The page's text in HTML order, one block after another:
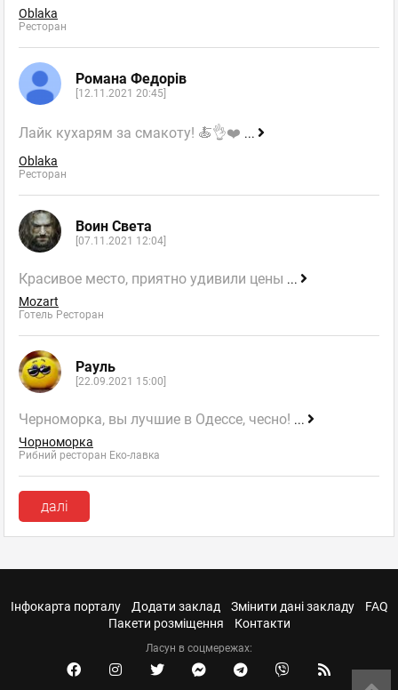
Oblaka
Ресторан
Романа Федорів
[12.11.2021 20:45]
Лайк кухарям за смакоту! 🍝👌❤️ ...
Oblaka
Ресторан
Воин Света
[07.11.2021 12:04]
Красивое место, приятно удивили цены ...
Mozart
Готель Ресторан
Рауль
[22.09.2021 15:00]
Черноморка, вы лучшие в Одессе, чесно! ...
Чорноморка
Рибний ресторан Еко-лавка
далі
Інфокарта порталу Додати заклад Змінити дані закладу
FAQ
Пакети розміщення
Контакти
Ласун в соцмережах: